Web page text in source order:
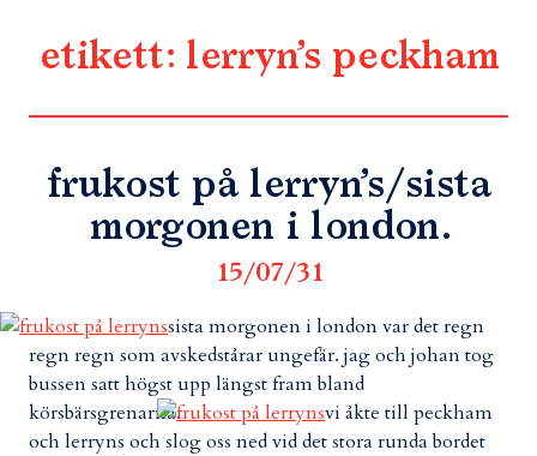
etikett: lerryn’s peckham
frukost på lerryn’s/sista
morgonen i london.
15/07/31
sista morgonen i london var det regn
regn regn som avskedstårar ungefär. jag och johan tog
bussen satt högst upp längst fram bland
körsbärsgrenarna.
vi åkte till peckham
och lerryns och slog oss ned vid det stora runda bordet